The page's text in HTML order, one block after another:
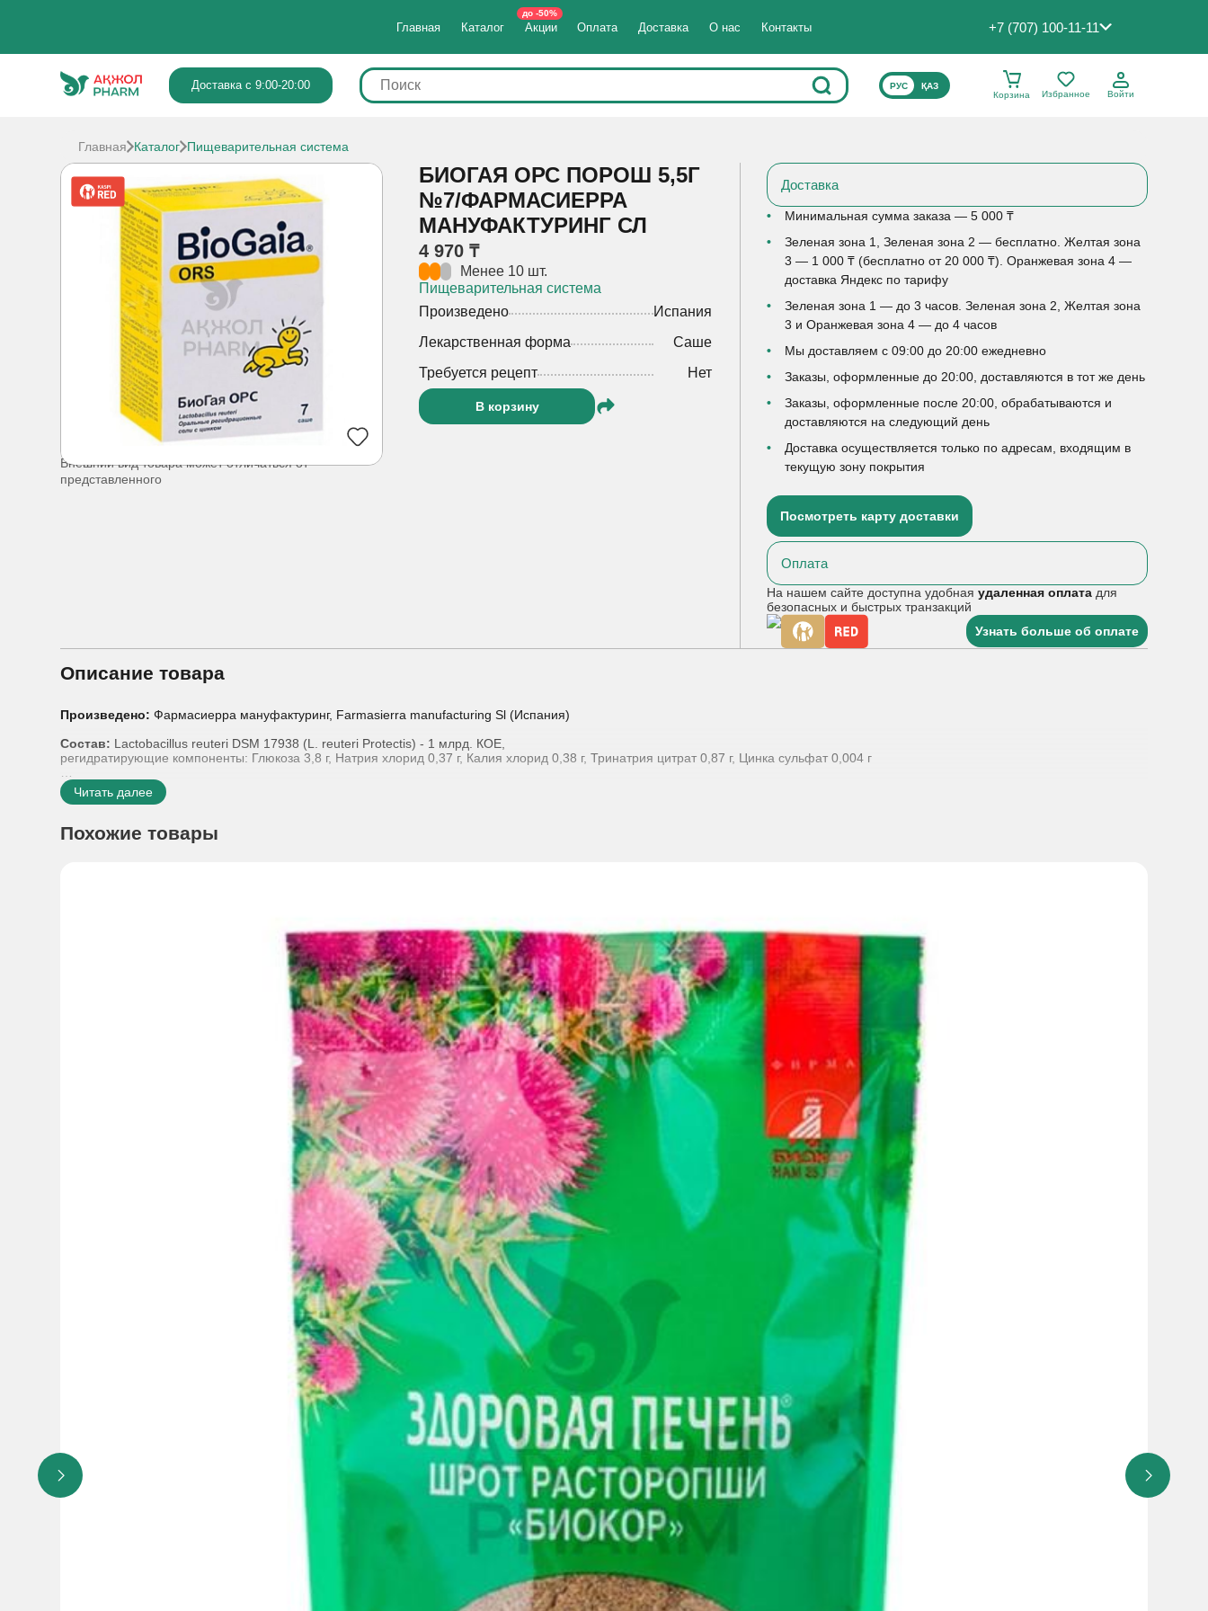
Главная Каталог Акции
до -50%
Оплата Доставка О нас Контакты +7 (707) 100-11-11
Доставка с 9:00-20:00 ВЫБЕРИТЕ ЯЗЫК САЙТА
РУС
ҚАЗ
Корзина
Избранное Войти
Главная Каталог Пищеварительная система
Внешний вид товара может отличаться от
представленного
БИОГАЯ ОРС ПОРОШ 5,5Г
№7/ФАРМАСИЕРРА
МАНУФАКТУРИНГ СЛ
4 970 ₸
Менее 10 шт.
Пищеварительная система
Произведено
Испания
Лекарственная форма
Саше
Требуется рецепт
Нет
В корзину
Доставка
Минимальная сумма заказа — 5 000 ₸
Зеленая зона 1, Зеленая зона 2 — бесплатно. Желтая зона
3 — 1 000 ₸ (бесплатно от 20 000 ₸). Оранжевая зона 4 —
доставка Яндекс по тарифу
Зеленая зона 1 — до 3 часов. Зеленая зона 2, Желтая зона
3 и Оранжевая зона 4 — до 4 часов
Мы доставляем с 09:00 до 20:00 ежедневно
Заказы, оформленные до 20:00, доставляются в тот же день
Заказы, оформленные после 20:00, обрабатываются и
доставляются на следующий день
Доставка осуществляется только по адресам, входящим в
текущую зону покрытия
Посмотреть карту доставки
Оплата
На нашем сайте доступна удобнаяудаленная оплата для
безопасных и быстрых транзакций
Узнать больше об оплате
Описание товара
Произведено: Фармасиерра мануфактуринг, Farmasierra manufacturing Sl (Испания)
Состав: Lactobacillus reuteri DSM 17938 (L. reuteri Protectis) - 1 млрд. КОЕ,
регидратирующие компоненты: Глюкоза 3,8 г, Натрия хлорид 0,37 г, Калия хлорид 0,38 г, Тринатрия цитрат 0,87 г, Цинка сульфат 0,004 г
Показания к применению:
для восстановления водного и электролитного баланса, а также как дополнительный источник живых молочнокислых бактерий Lactobacillus reuteri Protectis. Рекомендовано
Способы применения:Растворить 1 пакетик в 250 мл охлажденной кипяченой или бутилированной воды.
* Расчет объема раствора БиоГая ОРС производится в дозировке 50-100 мл/кг массы тела.
Максимальная доза раствора не должна превышать 4000 мл в сутки.
При рвоте принимайте раствор дробно - часто небольшими порциями.
Для ребенка рассчитайте количество раствора, необходимое в течение часа, и давайте пить по 10-15 мл каждые 5-10 мин. при помощи пипетки или чайной ложки.
Второй этап приёма БиоГая ОРС включает приём по 50-100 мл после каждого эпизода жидкого стула, но не меньше 50 мл/кг веса тела в сутки до прекращения симптомов БиоГая
ОРС имеет нейтральный вкус, что облегчает применение раствора у маленьких детей.
Для придания раствору вкуса можно добавить 0.5 чайной ложки фруктового сока на порцию БиоГая ОРС 250 мл.
Раствор можно хранить 3 часа при комнатной температуре или 6 часов в холодильнике.
Повышенная чувствительность к компонентам продукта, нарушения функции почек, сахарный диабет.
Если ребенок чрезмерно устал, не хочет пить, не мочится, всегда консультируйтесь с врачом.
Биологически активная добавка (БАД) к пище.
Не является лекарственным средством.
Перед применением рекомендуется проконсультироваться с врачом-педиатром.
Читать далее
Похожие товары